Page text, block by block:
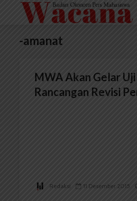
-amanat
MWA Akan Gelar
Rancangan Revisi
Redaksi 11 Desember 2015